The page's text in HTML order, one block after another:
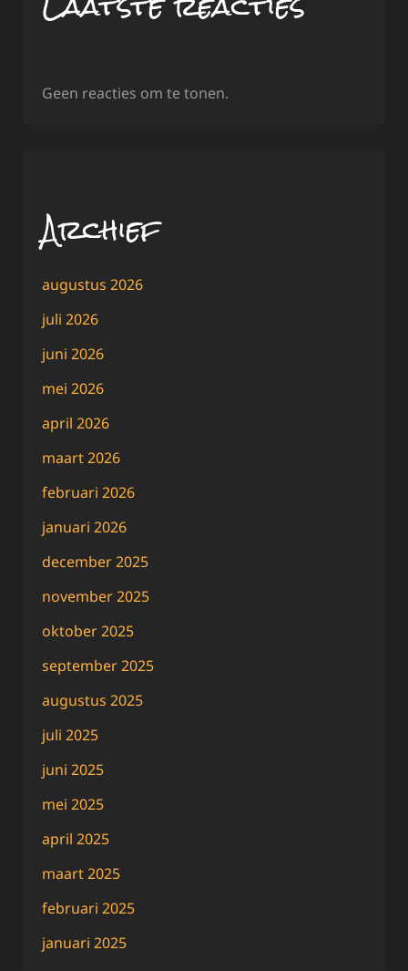
Geen reacties om te tonen.
Archief
augustus 2026
juli 2026
juni 2026
mei 2026
april 2026
maart 2026
februari 2026
januari 2026
december 2025
november 2025
oktober 2025
september 2025
augustus 2025
juli 2025
juni 2025
mei 2025
april 2025
maart 2025
februari 2025
januari 2025